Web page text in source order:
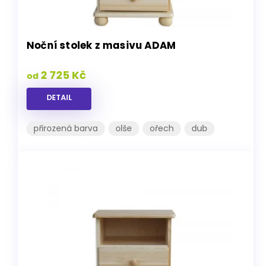
Noční stolek z masivu ADAM
od 2 725 Kč
DETAIL
přirozená barva olše ořech dub